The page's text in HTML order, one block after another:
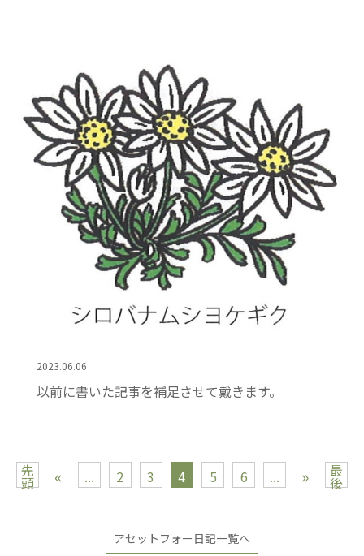
2023.06.06
以前に書いた記事を補足させて戴きます。
先
頭 « ... 2 3 4 5 6 ... » 最
後
アセットフォー日記一覧へ